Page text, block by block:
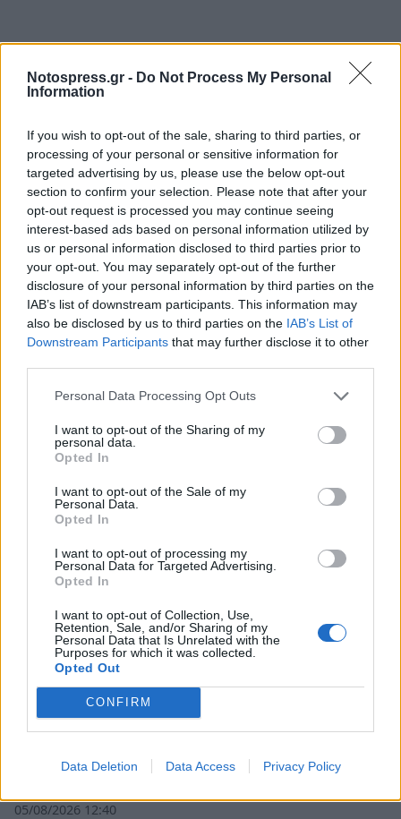
Notospress.gr - Do Not Process My Personal
Information
If you wish to opt-out of the sale, sharing to third parties, or
processing of your personal or sensitive information for
targeted advertising by us, please use the below opt-out
section to confirm your selection. Please note that after your
opt-out request is processed you may continue seeing
interest-based ads based on personal information utilized by
us or personal information disclosed to third parties prior to
your opt-out. You may separately opt-out of the further
disclosure of your personal information by third parties on the
IAB’s list of downstream participants. This information may
also be disclosed by us to third parties on the IAB’s List of
Downstream Participants that may further disclose it to other
Personal Data Processing Opt Outs
I want to opt-out of the Sharing of my
personal data.
Opted In
I want to opt-out of the Sale of my
Personal Data.
Opted In
I want to opt-out of processing my
Personal Data for Targeted Advertising.
Opted In
I want to opt-out of Collection, Use,
Retention, Sale, and/or Sharing of my
Personal Data that Is Unrelated with the
Purposes for which it was collected.
Opted Out
CONFIRM
Data Deletion Data Access Privacy Policy
Σχετικά Άρθρα
«Τουρισμός για Όλους» - Ποια ΑΦΜ
υποβάλλουν σήμερα αιτήσεις
05/08/2026 12:40